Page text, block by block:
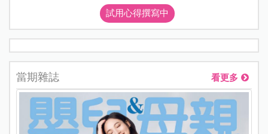
試用心得撰寫中
當期雜誌 看更多